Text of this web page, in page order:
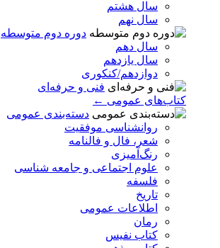
سال هشتم
سال نهم
دوره دوم متوسطه
سال دهم
سال یازدهم
دوازدهم/کنکوری
فنی و حرفه‌ای
کتاب‌های عمومی ←
دسته‌بندی عمومی
روانشناسی موفقیت
شعر، فال و فالنامه
رنگ‌آمیزی
علوم اجتماعی و جامعه شناسی
فلسفه
تاریخ
اطلاعات عمومی
رمان
کتاب نفیس